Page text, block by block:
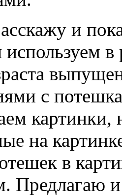
и
с
на
в
Предлагаю